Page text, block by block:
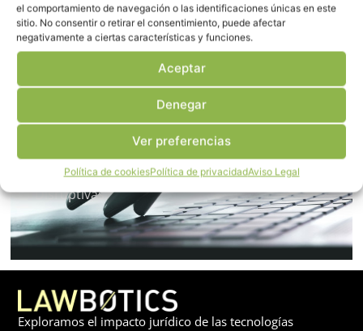
el comportamiento de navegación o las identificaciones únicas en este
sitio. No consentir o retirar el consentimiento, puede afectar
negativamente a ciertas características y funciones.
Aceptar
Denegar
Ver preferencias
Política de cookiesPolítica de privacidadAviso Legal
Publicaciones monográficas sobre
Derecho y Tecnologías Disruptivas
estamos preparando el
lanzamiento de un conjunto de publicaciones
monográficas sobre diferentes materias
relacionadas con el Derecho y las Tecnologías
Disruptivas.
Exploramos el impacto jurídico de las tecnologías